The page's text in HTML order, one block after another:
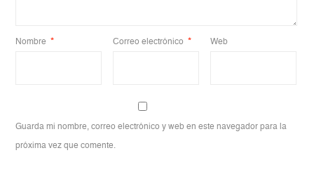
Nombre * Correo electrónico * Web
Guarda mi nombre, correo electrónico y web en este navegador para la
próxima vez que comente.